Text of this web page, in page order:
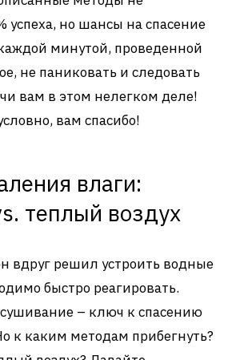
успеха, но шансы на спасение
минутой, проведенной
не паниковать и следовать
вам в этом нелегком деле!
вам спасибо!
влаги:
теплый воздух
вдруг решил устроить водные
быстро реагировать.
– ключ к спасению
к каким методам прибегнуть?